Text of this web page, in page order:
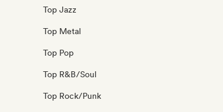
Top Jazz
Top Metal
Top Pop
Top R&B/Soul
Top Rock/Punk